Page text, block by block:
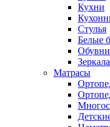
Кухни
Стулья
Белые
Зеркала
Матрасы